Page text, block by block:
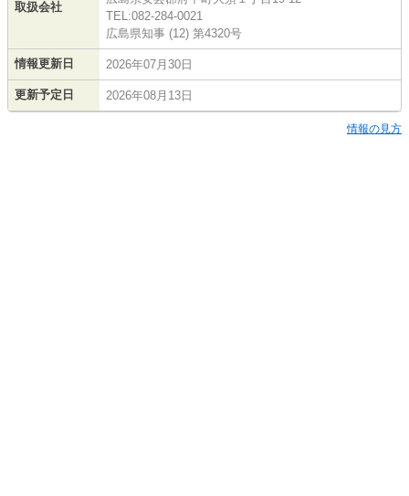
取扱会社
TEL:082-284-0021
広島県知事 (12) 第4320号
情報更新日 2026年07月30日
更新予定日 2026年08月13日
情報の見方